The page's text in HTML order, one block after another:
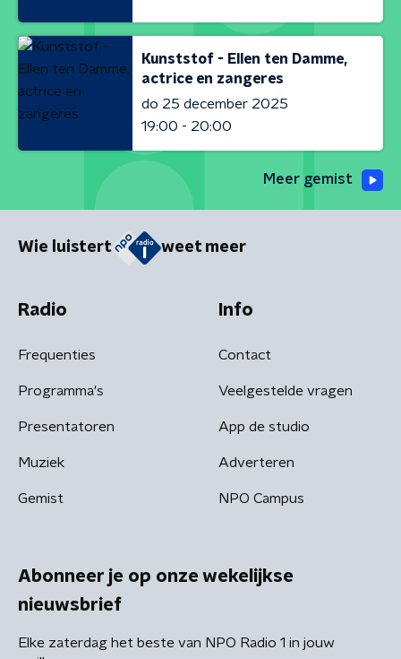
Kunststof - Ellen ten Damme,
actrice en zangeres
do 25 december 2025
19:00 - 20:00
Meer gemist
Wie luistert weet meer
Radio
Frequenties
Programma's
Presentatoren
Muziek
Gemist
Info
Contact
Veelgestelde vragen
App de studio
Adverteren
NPO Campus
Abonneer je op onze wekelijkse
nieuwsbrief
Elke zaterdag het beste van NPO Radio 1 in jouw